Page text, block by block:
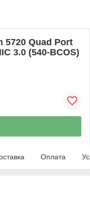
5720 Quad Port
3.0 (540-BCOS)
Оплата